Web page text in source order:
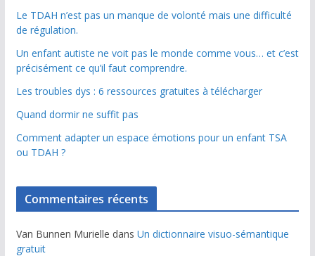
Le TDAH n’est pas un manque de volonté mais une difficulté
de régulation.
Un enfant autiste ne voit pas le monde comme vous… et c’est
précisément ce qu’il faut comprendre.
Les troubles dys : 6 ressources gratuites à télécharger
Quand dormir ne suffit pas
Comment adapter un espace émotions pour un enfant TSA
ou TDAH ?
Commentaires récents
Van Bunnen Murielle dans Un dictionnaire visuo-sémantique
gratuit